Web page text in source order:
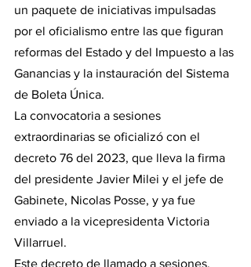
un paquete de iniciativas impulsadas
por el oficialismo entre las que figuran
reformas del Estado y del Impuesto a las
Ganancias y la instauración del Sistema
de Boleta Única.
La convocatoria a sesiones
extraordinarias se oficializó con el
decreto 76 del 2023, que lleva la firma
del presidente Javier Milei y el jefe de
Gabinete, Nicolas Posse, y ya fue
enviado a la vicepresidenta Victoria
Villarruel.
Este decreto de llamado a sesiones,